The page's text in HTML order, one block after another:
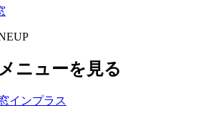
ニューを見る